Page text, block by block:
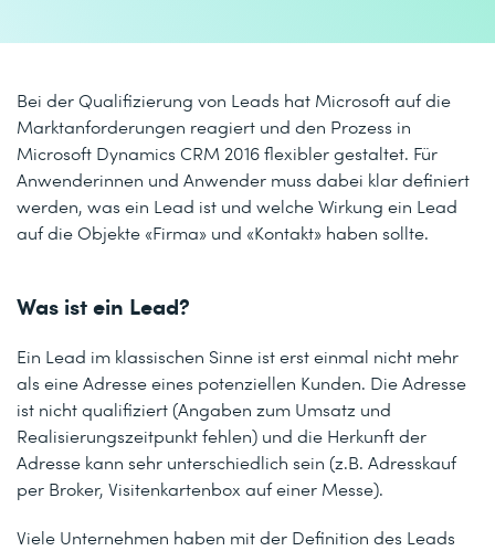
Bei der Qualifizierung von Leads hat Microsoft auf die
Marktanforderungen reagiert und den Prozess in
Microsoft Dynamics CRM 2016 flexibler gestaltet. Für
Anwenderinnen und Anwender muss dabei klar definiert
werden, was ein Lead ist und welche Wirkung ein Lead
auf die Objekte «Firma» und «Kontakt» haben sollte.
Was ist ein Lead?
Ein Lead im klassischen Sinne ist erst einmal nicht mehr
als eine Adresse eines potenziellen Kunden. Die Adresse
ist nicht qualifiziert (Angaben zum Umsatz und
Realisierungszeitpunkt fehlen) und die Herkunft der
Adresse kann sehr unterschiedlich sein (z.B. Adresskauf
per Broker, Visitenkartenbox auf einer Messe).
Viele Unternehmen haben mit der Definition des Leads